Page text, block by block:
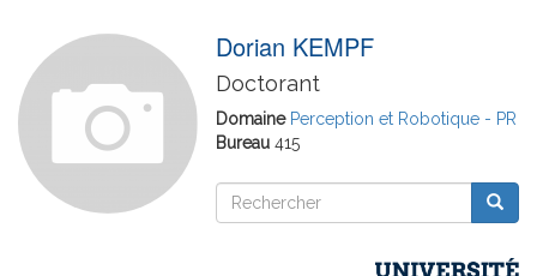
Dorian KEMPF
Doctorant
Domaine Perception et Robotique - PR
Bureau 415
Rechercher
Rechercher